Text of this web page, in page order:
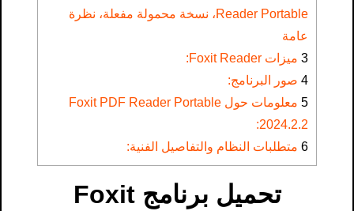
Reader Portable، نسخة محمولة مفعلة، نظرة
عامة
3 ميزات Foxit Reader:
4 صور البرنامج:
5
معلومات حول Foxit PDF Reader Portable
2024.2.2:
6 متطلبات النظام والتفاصيل الفنية:
تحميل برنامج Foxit